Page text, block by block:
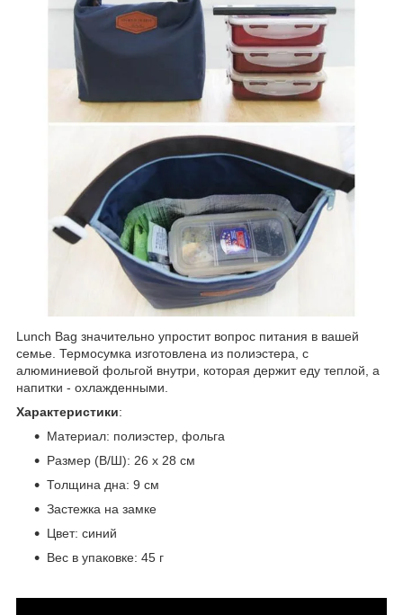
Lunch Bag значительно упростит вопрос питания в вашей
семье. Термосумка изготовлена из полиэстера, с
алюминиевой фольгой внутри, которая держит еду теплой, а
напитки - охлажденными.
Характеристики:
Материал: полиэстер, фольга
Размер (В/Ш): 26 х 28 см
Толщина дна: 9 см
Застежка на замке
Цвет: синий
Вес в упаковке: 45 г